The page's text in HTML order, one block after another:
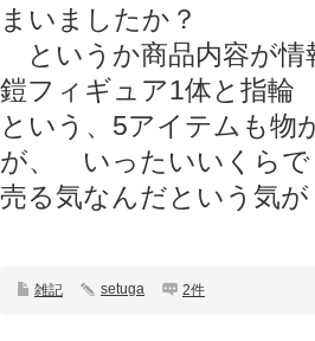
まいましたか？
というか商品内容が情
鎧フィギュア1体と指輪
という、5アイテムも物
が、 いったいいくらで
売る気なんだという気
雑記 setuga 2件